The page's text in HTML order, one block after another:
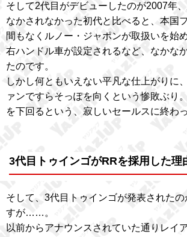
そして2代目がデビューしたのが2007年
なかされなかった初代と比べると、本国
間もなくルノー・ジャポンが取扱いを始
右ハンドル車が設定されるなど、なかな
たのです。
しかし何ともいえない平凡な仕上がりに
ァンですらそっぽを向くという惨敗ぶり
を下回るという、寂しいセールスに終わ
3代目トゥインゴがRRを採用した理
そして、3代目トゥインゴが発表された
すが……。
以前からアナウンスされていた通りレイ